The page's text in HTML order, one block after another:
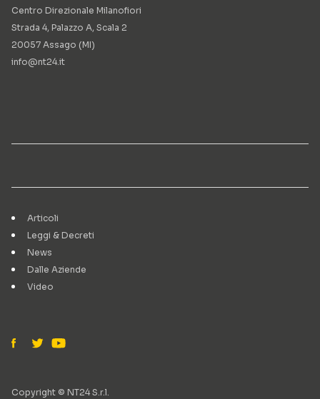
Centro Direzionale Milanofiori
Strada 4, Palazzo A, Scala 2
20057 Assago (MI)
info@nt24.it
Articoli
Leggi & Decreti
News
Dalle Aziende
Video
Copyright © NT24 S.r.l.